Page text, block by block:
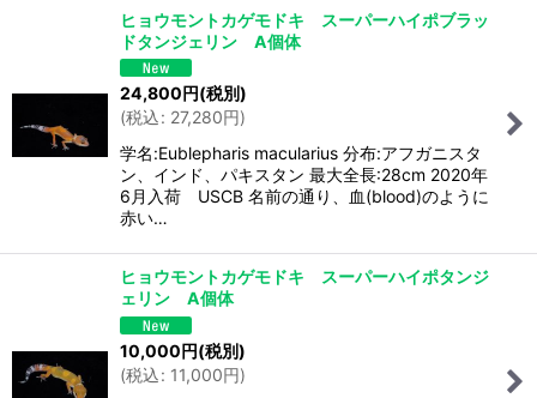
ヒョウモントカゲモドキ スーパーハイポブラッ
ドタンジェリン A個体
24,800円(税別)
(税込: 27,280円)
学名:Eublepharis macularius 分布:アフガニスタ
ン、インド、パキスタン 最大全長:28cm 2020年
6月入荷 USCB 名前の通り、血(blood)のように
赤い…
ヒョウモントカゲモドキ スーパーハイポタンジ
ェリン A個体
10,000円(税別)
(税込: 11,000円)